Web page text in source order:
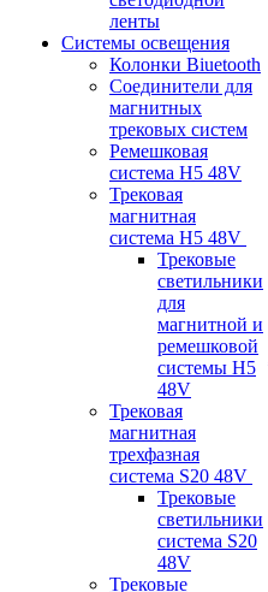
ленты
Системы освещения
Колонки Biuetooth
Соединители для
магнитных
трековых систем
Ремешковая
система H5 48V
Трековая
магнитная
система H5 48V
Трековые
светильники
для
магнитной и
ремешковой
системы H5
48V
Трековая
магнитная
трехфазная
система S20 48V
Трековые
светильники
система S20
48V
Трековые